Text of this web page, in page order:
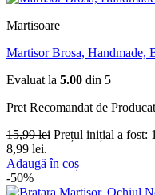
Martisoare
Martisor Brosa, Handmade,
Evaluat la 5.00 din 5
Pret Recomandat de
15,99lei Prețul inițial a fost:
8,99 lei.
Adaugă în coș
-50%